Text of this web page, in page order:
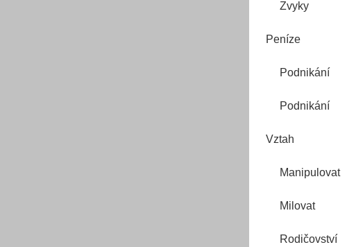
Zvyky
Peníze
Podnikání
Podnikání
Vztah
Manipulovat
Milovat
Rodičovství